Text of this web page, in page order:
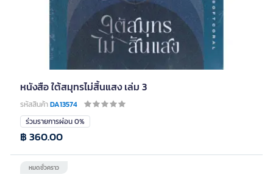
หนังสือ ใต้สมุทรไม่สิ้นแสง เล่ม 3
รหัสสินค้าDA13574
ร่วมรายการผ่อน 0%
หมดชั่วคราว
฿ 360.00